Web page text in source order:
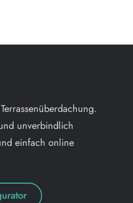
unverbindlich
einfach online